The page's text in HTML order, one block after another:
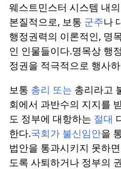
웨스트민스터 시스템 내
본질적으로, 보통 군주나
행정권력의 이론적인, 명
인 인물들이다.명목상 행
정권을 적극적으로 행사
보통 총리 또는 총리라고
회에서 과반수의 지지를
도 정부에 대항하는 절대
한다.국회가 불신임안을
법안을 통과시키지 못하
도록 사퇴하거나 정부의